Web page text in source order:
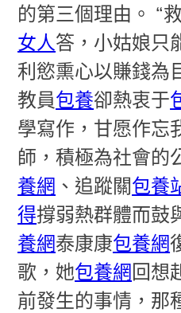
的第三個理由。 “
女人答，小姑娘只
利慾熏心以賺錢為
教員包養卻熱衷于
學寫作，甘愿作忘
師，積極為社會的
養網 、追蹤關包養
得撐弱熱群體而鼓
養網泰康康包養網
歌，她包養網回想
前發生的事情，那